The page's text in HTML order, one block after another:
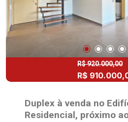
R$ 920.000,00
R$
Duplex à venda no
Residencial, próximo